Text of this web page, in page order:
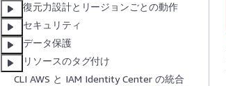
復元力設計とリージョンごとの動作
セキュリティ
データ保護
リソースのタグ付け
CLI AWS と IAM Identity Center の統合